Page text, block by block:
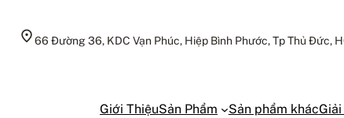
66 Đường 36, KDC Vạn Phúc, Hiệp Bình Phước, Tp Thủ Đức,
Giới ThiệuSản Phẩm Sản phẩm khácGiải